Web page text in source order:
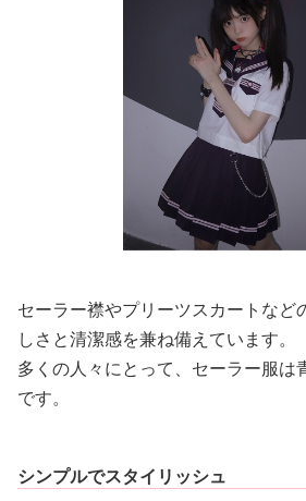
セーラー襟やプリーツスカートなど
しさと清潔感を兼ね備えています。
多くの人々にとって、セーラー服は
です。
シンプルでスタイリッシュ